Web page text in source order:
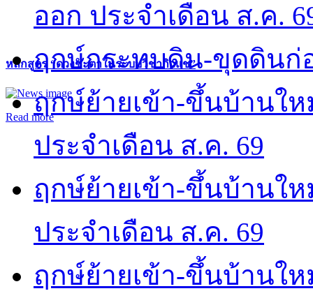
หลักสูตร “ดวงชะตาในระบบวิชากิวแช”
Read more
ออก ประจำเดือน ส.ค.
ฤกษ์กระทบดิน-ขุดดินก่
ฤกษ์ย้ายเข้า-ขึ้นบ้านใ
ประจำเดือน ส.ค. 69
ฤกษ์ย้ายเข้า-ขึ้นบ้านใ
ประจำเดือน ส.ค. 69
ฤกษ์ย้ายเข้า-ขึ้นบ้านให